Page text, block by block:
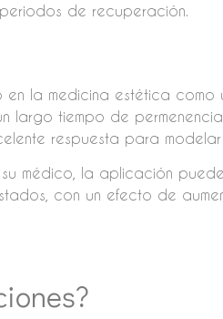
de recuperación.
en la medicina estética
largo tiempo de
respuesta para
médico, la aplicación
con un efecto de